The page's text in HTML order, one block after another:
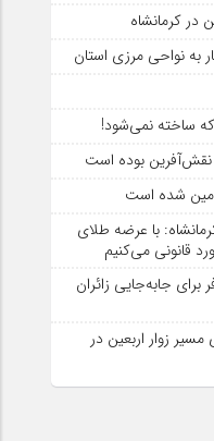
در کرمانشاه
به نواحی مرزی استان
که ساخته نمی‌شود!
بوده است
شده است
استاندارد کرمانشاه: با عرضه طلای
قانونی می‌کنیم
برای جابه‌جایی زائران
مسیر زوار اربعین در